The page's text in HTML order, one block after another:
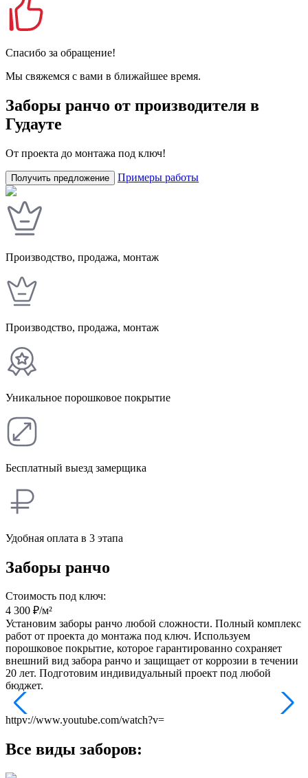
Спасибо за обращение!
Мы свяжемся с вами в ближайшее время.
Заборы ранчо от производителя в
Гудауте
От проекта до монтажа под ключ!
Получить предложение Примеры работы
Производство, продажа, монтаж
Производство, продажа, монтаж
Уникальное порошковое покрытие
Бесплатный выезд замерщика
Удобная оплата в 3 этапа
Заборы ранчо
Стоимость под ключ:
4 300 ₽/м²
Установим заборы ранчо любой сложности. Полный комплекс
работ от проекта до монтажа под ключ. Используем
порошковое покрытие, которое гарантированно сохраняет
внешний вид забора ранчо и защищает от коррозии в течении
20 лет. Подготовим индивидуальный проект под любой
бюджет.
httpv://www.youtube.com/watch?v=
Все виды заборов: